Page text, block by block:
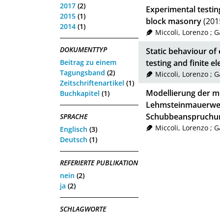
2017 (2)
2015 (1)
2014 (1)
DOKUMENTTYP
Beitrag zu einem
Tagungsband (2)
Zeitschriftenartikel (1)
Buchkapitel (1)
SPRACHE
Englisch (3)
Deutsch (1)
REFERIERTE PUBLIKATION
nein (2)
ja (2)
SCHLAGWORTE
Experimental
block masonry
Miccoli, Lorenzo;
Static behaviour
testing and finite
Miccoli, Lorenzo;
Modellierung der
Miccoli, Lorenzo;